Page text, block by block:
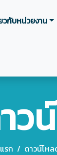
วกับหน่วยงาน
ว
รก / ดาวน์โห